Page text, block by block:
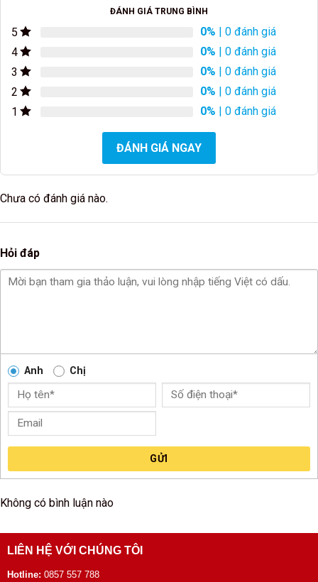
ĐÁNH GIÁ TRUNG BÌNH
5 0% | 0 đánh giá
4
0% | 0 đánh giá
3
0% | 0 đánh giá
2
0% | 0 đánh giá
1
0% | 0 đánh giá
ĐÁNH GIÁ NGAY
Chưa có đánh giá nào.
Hỏi đáp
Anh Chị
GỬI
Không có bình luận nào
LIÊN HỆ VỚI CHÚNG TÔI
Hotline: 0857 557 788